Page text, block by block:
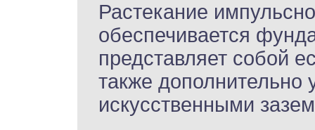
Растекание
обеспечивается
представляет собой
также дополнительно
искусственными